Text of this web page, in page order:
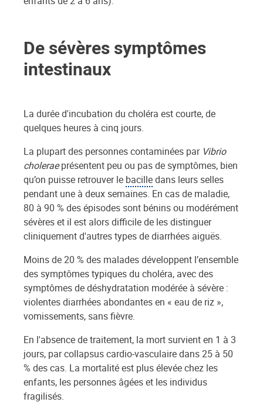
De sévères symptômes
intestinaux
La durée d'incubation du choléra est courte, de
quelques heures à cinq jours.
La plupart des personnes contaminées par Vibrio
choleraeprésentent peu ou pas de symptômes, bien
qu’on puisse retrouver le bacilledans leurs selles
pendant une à deux semaines. En cas de maladie,
80 à 90 % des épisodes sont bénins ou modérément
sévères et il est alors difficile de les distinguer
cliniquement d'autres types de diarrhées aiguës.
Moins de 20 % des malades développent l’ensemble
des symptômes typiques du choléra, avec des
symptômes de déshydratation modérée à sévère :
violentes diarrhées abondantes en « eau de riz »,
vomissements, sans fièvre.
En l'absence de traitement, la mort survient en 1 à 3
jours, par collapsus cardio-vasculaire dans 25 à 50
% des cas. La mortalité est plus élevée chez les
enfants, les personnes âgées et les individus
fragilisés.